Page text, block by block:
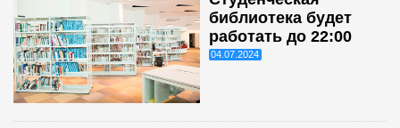
библиотека будет
работать до 22:00
04.07.2024